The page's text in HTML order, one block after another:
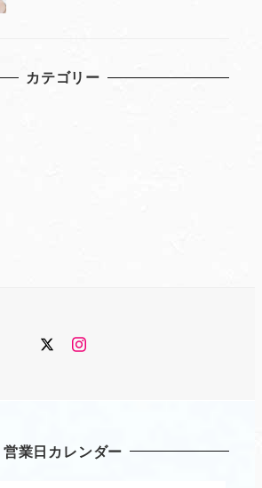
カテゴリー
TwitterInstagram
営業日カレンダー